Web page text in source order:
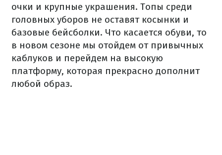
очки и крупные украшения. Топы среди
головных уборов не оставят косынки и
базовые бейсболки. Что касается обуви, то
в новом сезоне мы отойдем от привычных
каблуков и перейдем на высокую
платформу, которая прекрасно дополнит
любой образ.